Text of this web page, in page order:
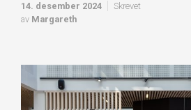
14. desember 2024
Skrevet
av Margareth